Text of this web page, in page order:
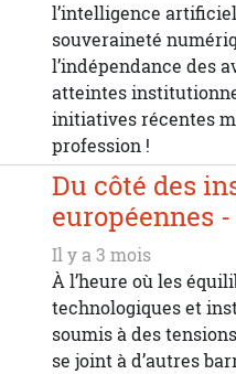
l’intelligence
souveraineté
l’indépendance des
atteintes
initiatives récentes
profession !
Du côté des
européennes
Il y a 3 mois
À l’heure où les
technologiques et
soumis à des
se joint à d’autres